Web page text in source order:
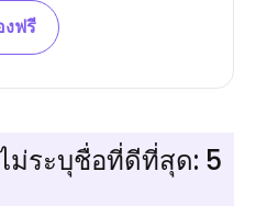
งฟรี
ม่ระบุชื่อที่ดีที่สุด: 5